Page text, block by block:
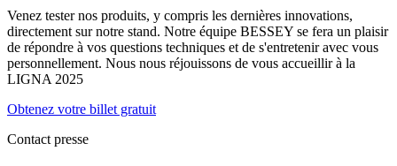
Venez tester nos produits, y compris les dernières innovations,
directement sur notre stand. Notre équipe BESSEY se fera un plaisir
de répondre à vos questions techniques et de s'entretenir avec vous
personnellement. Nous nous réjouissons de vous accueillir à la
LIGNA 2025
Obtenez votre billet gratuit
Contact presse